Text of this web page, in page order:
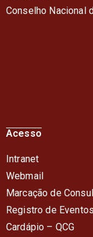
Conselho Nacional
Acesso
Intranet
Webmail
Marcação de
Registro de
Cardápio – QCG